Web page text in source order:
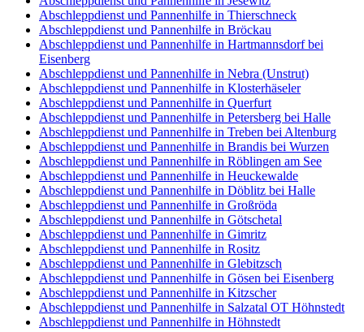
Abschleppdienst und Pannenhilfe in Thierschneck
Abschleppdienst und Pannenhilfe in Bröckau
Abschleppdienst und Pannenhilfe in Hartmannsdorf bei
Eisenberg
Abschleppdienst und Pannenhilfe in Nebra (Unstrut)
Abschleppdienst und Pannenhilfe in Klosterhäseler
Abschleppdienst und Pannenhilfe in Querfurt
Abschleppdienst und Pannenhilfe in Petersberg bei Halle
Abschleppdienst und Pannenhilfe in Treben bei Altenburg
Abschleppdienst und Pannenhilfe in Brandis bei Wurzen
Abschleppdienst und Pannenhilfe in Röblingen am See
Abschleppdienst und Pannenhilfe in Heuckewalde
Abschleppdienst und Pannenhilfe in Döblitz bei Halle
Abschleppdienst und Pannenhilfe in Großröda
Abschleppdienst und Pannenhilfe in Götschetal
Abschleppdienst und Pannenhilfe in Gimritz
Abschleppdienst und Pannenhilfe in Rositz
Abschleppdienst und Pannenhilfe in Glebitzsch
Abschleppdienst und Pannenhilfe in Gösen bei Eisenberg
Abschleppdienst und Pannenhilfe in Kitzscher
Abschleppdienst und Pannenhilfe in Salzatal OT Höhnstedt
Abschleppdienst und Pannenhilfe in Höhnstedt